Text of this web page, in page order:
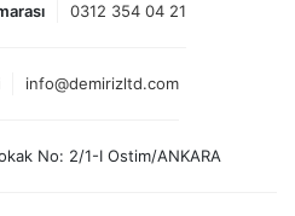
0312 354 04 21
info@demirizltd.com
No: 2/1-I Ostim/ANKARA